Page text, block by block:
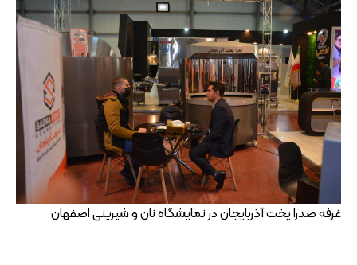
غرفه صدرا پخت آذربایجان در نمایشگاه نان و شیرینی اصفهان